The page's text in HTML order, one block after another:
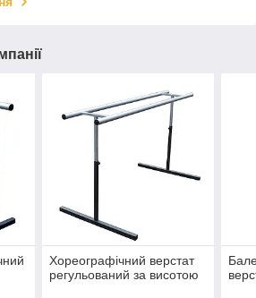
Хореографічний верстат
регульований за висотою